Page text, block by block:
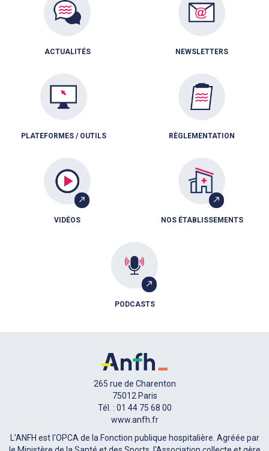
ACTUALITÉS NEWSLETTERS
PLATEFORMES / OUTILS RÈGLEMENTATION
VIDÉOS NOS ÉTABLISSEMENTS
PODCASTS
265 rue de Charenton
75012 Paris
Tél. : 01 44 75 68 00
www.anfh.fr
L'ANFH est l'OPCA de la Fonction publique hospitalière. Agréée par